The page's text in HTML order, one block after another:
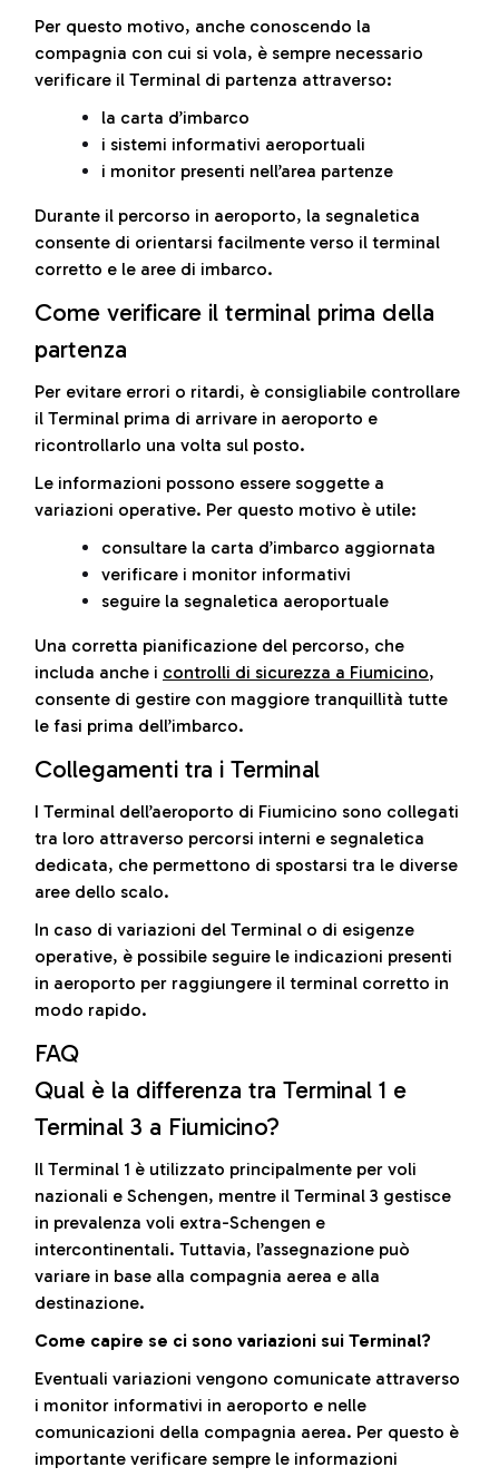
Per questo motivo, anche conoscendo la
compagnia con cui si vola, è sempre necessario
verificare il Terminal di partenza attraverso:
la carta d’imbarco
i sistemi informativi aeroportuali
i monitor presenti nell’area partenze
Durante il percorso in aeroporto, la segnaletica
consente di orientarsi facilmente verso il terminal
corretto e le aree di imbarco.
Come verificare il terminal prima della
partenza
Per evitare errori o ritardi, è consigliabile controllare
il Terminal prima di arrivare in aeroporto e
ricontrollarlo una volta sul posto.
Le informazioni possono essere soggette a
variazioni operative. Per questo motivo è utile:
consultare la carta d’imbarco aggiornata
verificare i monitor informativi
seguire la segnaletica aeroportuale
Una corretta pianificazione del percorso, che
includa anche i controlli di sicurezza a Fiumicino,
consente di gestire con maggiore tranquillità tutte
le fasi prima dell’imbarco.
Collegamenti tra i Terminal
I Terminal dell’aeroporto di Fiumicino sono collegati
tra loro attraverso percorsi interni e segnaletica
dedicata, che permettono di spostarsi tra le diverse
aree dello scalo.
In caso di variazioni del Terminal o di esigenze
operative, è possibile seguire le indicazioni presenti
in aeroporto per raggiungere il terminal corretto in
modo rapido.
FAQ
Qual è la differenza tra Terminal 1 e
Terminal 3 a Fiumicino?
Il Terminal 1 è utilizzato principalmente per voli
nazionali e Schengen, mentre il Terminal 3 gestisce
in prevalenza voli extra-Schengen e
intercontinentali. Tuttavia, l’assegnazione può
variare in base alla compagnia aerea e alla
destinazione.
Come capire se ci sono variazioni sui Terminal?
Eventuali variazioni vengono comunicate attraverso
i monitor informativi in aeroporto e nelle
comunicazioni della compagnia aerea. Per questo è
importante verificare sempre le informazioni